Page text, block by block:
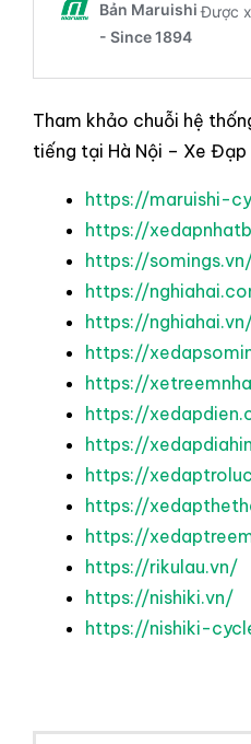
Tham khảo chuỗi hệ
tiếng tại Hà Nội – Xe Đạp
https://maruishi-
https://
https://
https://
https://
https://
https://
https://
https://
https://
https://
https://
https://rikulau.vn/
https://nishiki.vn/
https://nishiki-